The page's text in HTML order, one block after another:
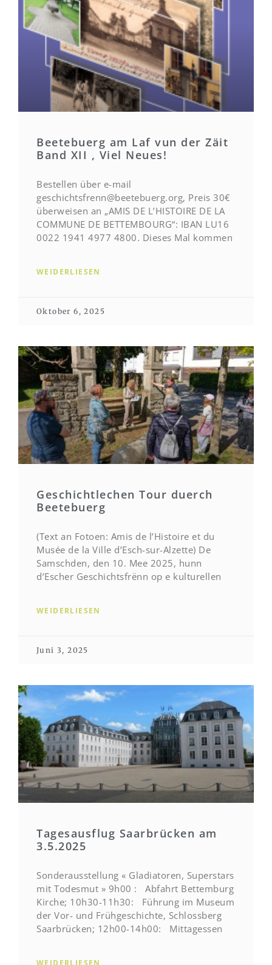
Beetebuerg am Laf vun der Zäit
Band XII , Viel Neues!
Bestellen über e-mail
geschichtsfrenn@beetebuerg.org, Preis 30€
überweisen an „AMIS DE L’HISTOIRE DE LA
COMMUNE DE BETTEMBOURG“: IBAN LU16
0022 1941 4977 4800. Dieses Mal kommen
WEIDERLIESEN
Oktober 6, 2025
Geschichtlechen Tour duerch
Beetebuerg
(Text an Fotoen: Amis de l’Histoire et du
Musée de la Ville d’Esch-sur-Alzette) De
Samschden, den 10. Mee 2025, hunn
d’Escher Geschichtsfrënn op e kulturellen
WEIDERLIESEN
Juni 3, 2025
Tagesausflug Saarbrücken am
3.5.2025
Sonderausstellung « Gladiatoren, Superstars
mit Todesmut » 9h00 : Abfahrt Bettemburg
Kirche; 10h30-11h30: Führung im Museum
der Vor- und Frühgeschichte, Schlossberg
Saarbrücken; 12h00-14h00: Mittagessen
WEIDERLIESEN